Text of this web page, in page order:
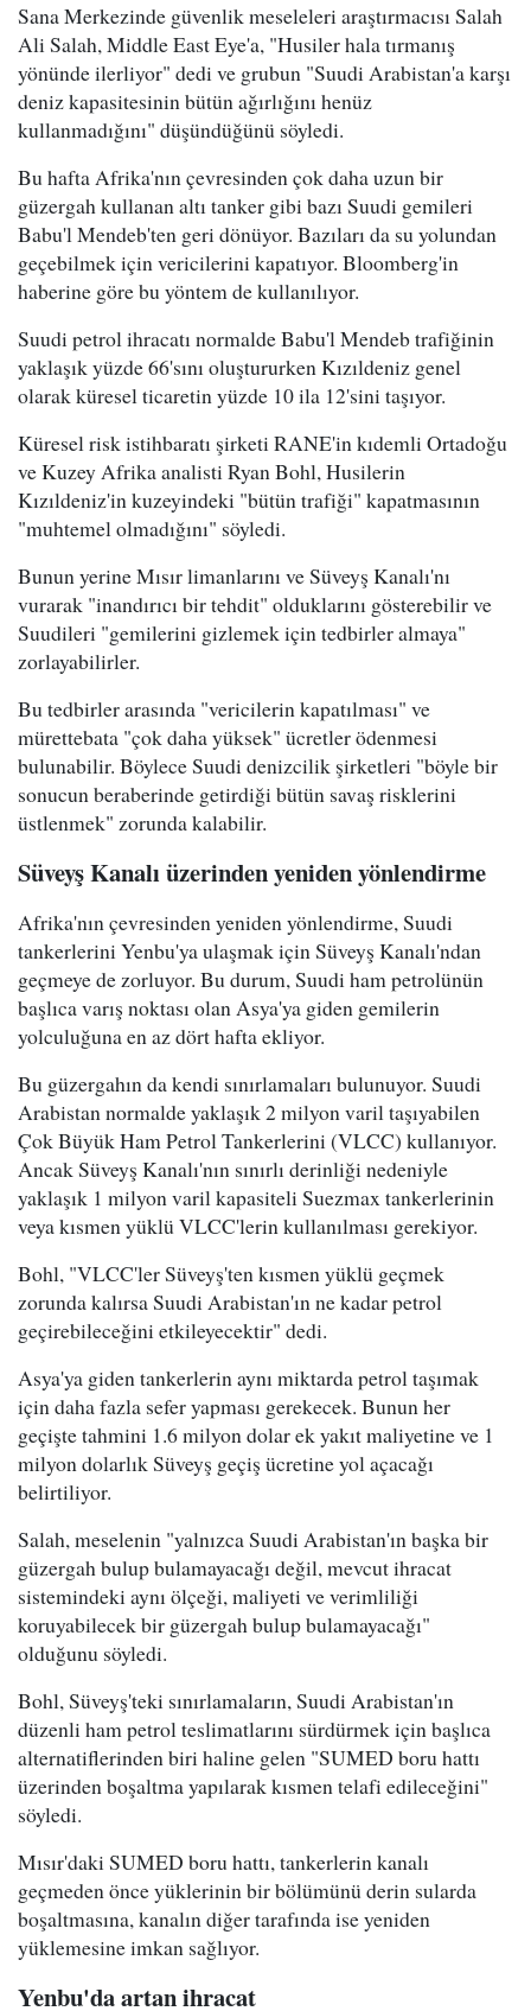
Sana Merkezinde güvenlik meseleleri araştırmacısı Salah
Ali Salah, Middle East Eye'a, "Husiler hala tırmanış
yönünde ilerliyor" dedi ve grubun "Suudi Arabistan'a karşı
deniz kapasitesinin bütün ağırlığını henüz
kullanmadığını" düşündüğünü söyledi.
Bu hafta Afrika'nın çevresinden çok daha uzun bir
güzergah kullanan altı tanker gibi bazı Suudi gemileri
Babu'l Mendeb'ten geri dönüyor. Bazıları da su yolundan
geçebilmek için vericilerini kapatıyor. Bloomberg'in
haberine göre bu yöntem de kullanılıyor.
Suudi petrol ihracatı normalde Babu'l Mendeb trafiğinin
yaklaşık yüzde 66'sını oluştururken Kızıldeniz genel
olarak küresel ticaretin yüzde 10 ila 12'sini taşıyor.
Küresel risk istihbaratı şirketi RANE'in kıdemli Ortadoğu
ve Kuzey Afrika analisti Ryan Bohl, Husilerin
Kızıldeniz'in kuzeyindeki "bütün trafiği" kapatmasının
"muhtemel olmadığını" söyledi.
Bunun yerine Mısır limanlarını ve Süveyş Kanalı'nı
vurarak "inandırıcı bir tehdit" olduklarını gösterebilir ve
Suudileri "gemilerini gizlemek için tedbirler almaya"
zorlayabilirler.
Bu tedbirler arasında "vericilerin kapatılması" ve
mürettebata "çok daha yüksek" ücretler ödenmesi
bulunabilir. Böylece Suudi denizcilik şirketleri "böyle bir
sonucun beraberinde getirdiği bütün savaş risklerini
üstlenmek" zorunda kalabilir.
Süveyş Kanalı üzerinden yeniden yönlendirme
Afrika'nın çevresinden yeniden yönlendirme, Suudi
tankerlerini Yenbu'ya ulaşmak için Süveyş Kanalı'ndan
geçmeye de zorluyor. Bu durum, Suudi ham petrolünün
başlıca varış noktası olan Asya'ya giden gemilerin
yolculuğuna en az dört hafta ekliyor.
Bu güzergahın da kendi sınırlamaları bulunuyor. Suudi
Arabistan normalde yaklaşık 2 milyon varil taşıyabilen
Çok Büyük Ham Petrol Tankerlerini (VLCC) kullanıyor.
Ancak Süveyş Kanalı'nın sınırlı derinliği nedeniyle
yaklaşık 1 milyon varil kapasiteli Suezmax tankerlerinin
veya kısmen yüklü VLCC'lerin kullanılması gerekiyor.
Bohl, "VLCC'ler Süveyş'ten kısmen yüklü geçmek
zorunda kalırsa Suudi Arabistan'ın ne kadar petrol
geçirebileceğini etkileyecektir" dedi.
Asya'ya giden tankerlerin aynı miktarda petrol taşımak
için daha fazla sefer yapması gerekecek. Bunun her
geçişte tahmini 1.6 milyon dolar ek yakıt maliyetine ve 1
milyon dolarlık Süveyş geçiş ücretine yol açacağı
belirtiliyor.
Salah, meselenin "yalnızca Suudi Arabistan'ın başka bir
güzergah bulup bulamayacağı değil, mevcut ihracat
sistemindeki aynı ölçeği, maliyeti ve verimliliği
koruyabilecek bir güzergah bulup bulamayacağı"
olduğunu söyledi.
Bohl, Süveyş'teki sınırlamaların, Suudi Arabistan'ın
düzenli ham petrol teslimatlarını sürdürmek için başlıca
alternatiflerinden biri haline gelen "SUMED boru hattı
üzerinden boşaltma yapılarak kısmen telafi edileceğini"
söyledi.
Mısır'daki SUMED boru hattı, tankerlerin kanalı
geçmeden önce yüklerinin bir bölümünü derin sularda
boşaltmasına, kanalın diğer tarafında ise yeniden
yüklemesine imkan sağlıyor.
Yenbu'da artan ihracat